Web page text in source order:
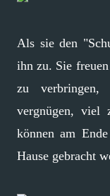
Als sie den
ihn zu. Sie
zu
vergnügen, viel
können am
Hause gebracht